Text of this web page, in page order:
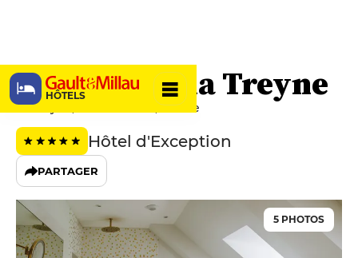
HÔTELS
Château de la Treyne
La Treyne, 46200 Lacave, France
Hôtel d'Exception
PARTAGER
5 PHOTOS